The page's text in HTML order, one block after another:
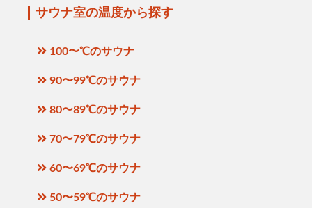
サウナ室の温度から探す
100〜℃のサウナ
90〜99℃のサウナ
80〜89℃のサウナ
70〜79℃のサウナ
60〜69℃のサウナ
50〜59℃のサウナ